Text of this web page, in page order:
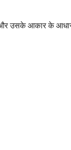
और उसके आकार के